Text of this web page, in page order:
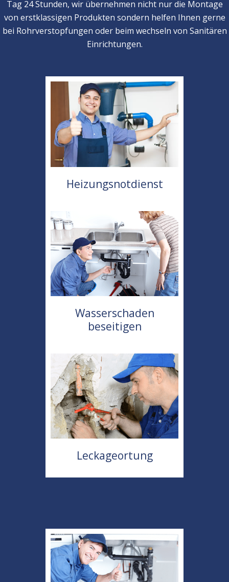
Tag 24 Stunden, wir übernehmen nicht nur die Montage
von erstklassigen Produkten sondern helfen Ihnen gerne
bei Rohrverstopfungen oder beim wechseln von Sanitären
Einrichtungen.
Heizungsnotdienst
Wasserschaden
beseitigen
Leckageortung